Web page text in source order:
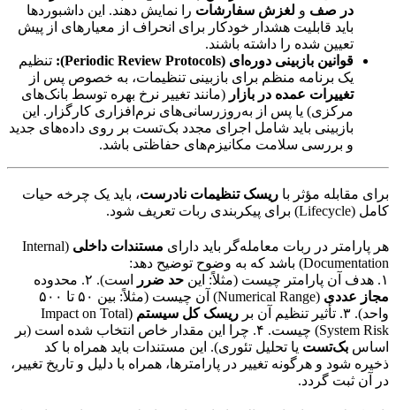
در صف و لغزش سفارشات را نمایش دهند. این داشبوردها
باید قابلیت هشدار خودکار برای انحراف از معیارهای از پیش
تعیین شده را داشته باشند.
قوانین بازبینی دوره‌ای (Periodic Review Protocols):
تنظیم
یک برنامه منظم برای بازبینی تنظیمات، به خصوص پس از
تغییرات عمده در بازار (مانند تغییر نرخ بهره توسط بانک‌های
مرکزی) یا پس از به‌روزرسانی‌های نرم‌افزاری کارگزار. این
بازبینی باید شامل اجرای مجدد بک‌تست بر روی داده‌های جدید
و بررسی سلامت مکانیزم‌های حفاظتی باشد.
برای مقابله مؤثر با ریسک تنظیمات نادرست، باید یک چرخه حیات
کامل (Lifecycle) برای پیکربندی ربات تعریف شود.
هر پارامتر در ربات معامله‌گر باید دارای مستندات داخلی
(Internal
Documentation) باشد که به وضوح توضیح دهد:
۱. هدف آن پارامتر چیست (مثلاً: این
حد ضرر
است). ۲. محدوده
مجاز عددی
(Numerical Range) آن چیست (مثلاً: بین ۵۰ تا ۵۰۰
واحد). ۳. تأثیر تنظیم آن بر
ریسک کل سیستم
(Impact on Total
System Risk) چیست. ۴. چرا این مقدار خاص انتخاب شده است (بر
اساس بک‌تست یا تحلیل تئوری). این مستندات باید همراه با کد
ذخیره شود و هرگونه تغییر در پارامترها، همراه با دلیل و تاریخ تغییر،
در آن ثبت گردد.